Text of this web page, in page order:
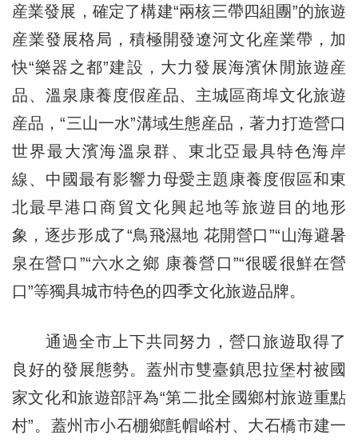
産業發展，確定了構建“兩核三帶四組團”的旅遊
産業發展格局，積極開發遼河文化産業帶，加
快“樂器之都”建設，大力發展海濱休閒旅遊産
品、溫泉康養度假産品、主城區商埠文化旅遊
産品，“三山一水”溝域生態産品，著力打造營口
世界最大濱海溫泉群、東北亞最具特色海岸
線、中國最有影響力母愛主題康養度假區和東
北最早港口商貿文化興起地等旅遊目的地形
象，逐步形成了“鳥飛濕地 花開營口”“山海避暑
泉在營口”“六水之鄉 康養營口”“很暖很鮮在營
口”等獨具城市特色的四季文化旅遊品牌。
通過全市上下共同努力，營口旅遊取得了
良好的發展態勢。蓋州市雙臺鎮思拉堡村被國
家文化和旅遊部評為“第二批全國鄉村旅遊重點
村”。蓋州市小石棚鄉氈帽峪村、大石橋市建一